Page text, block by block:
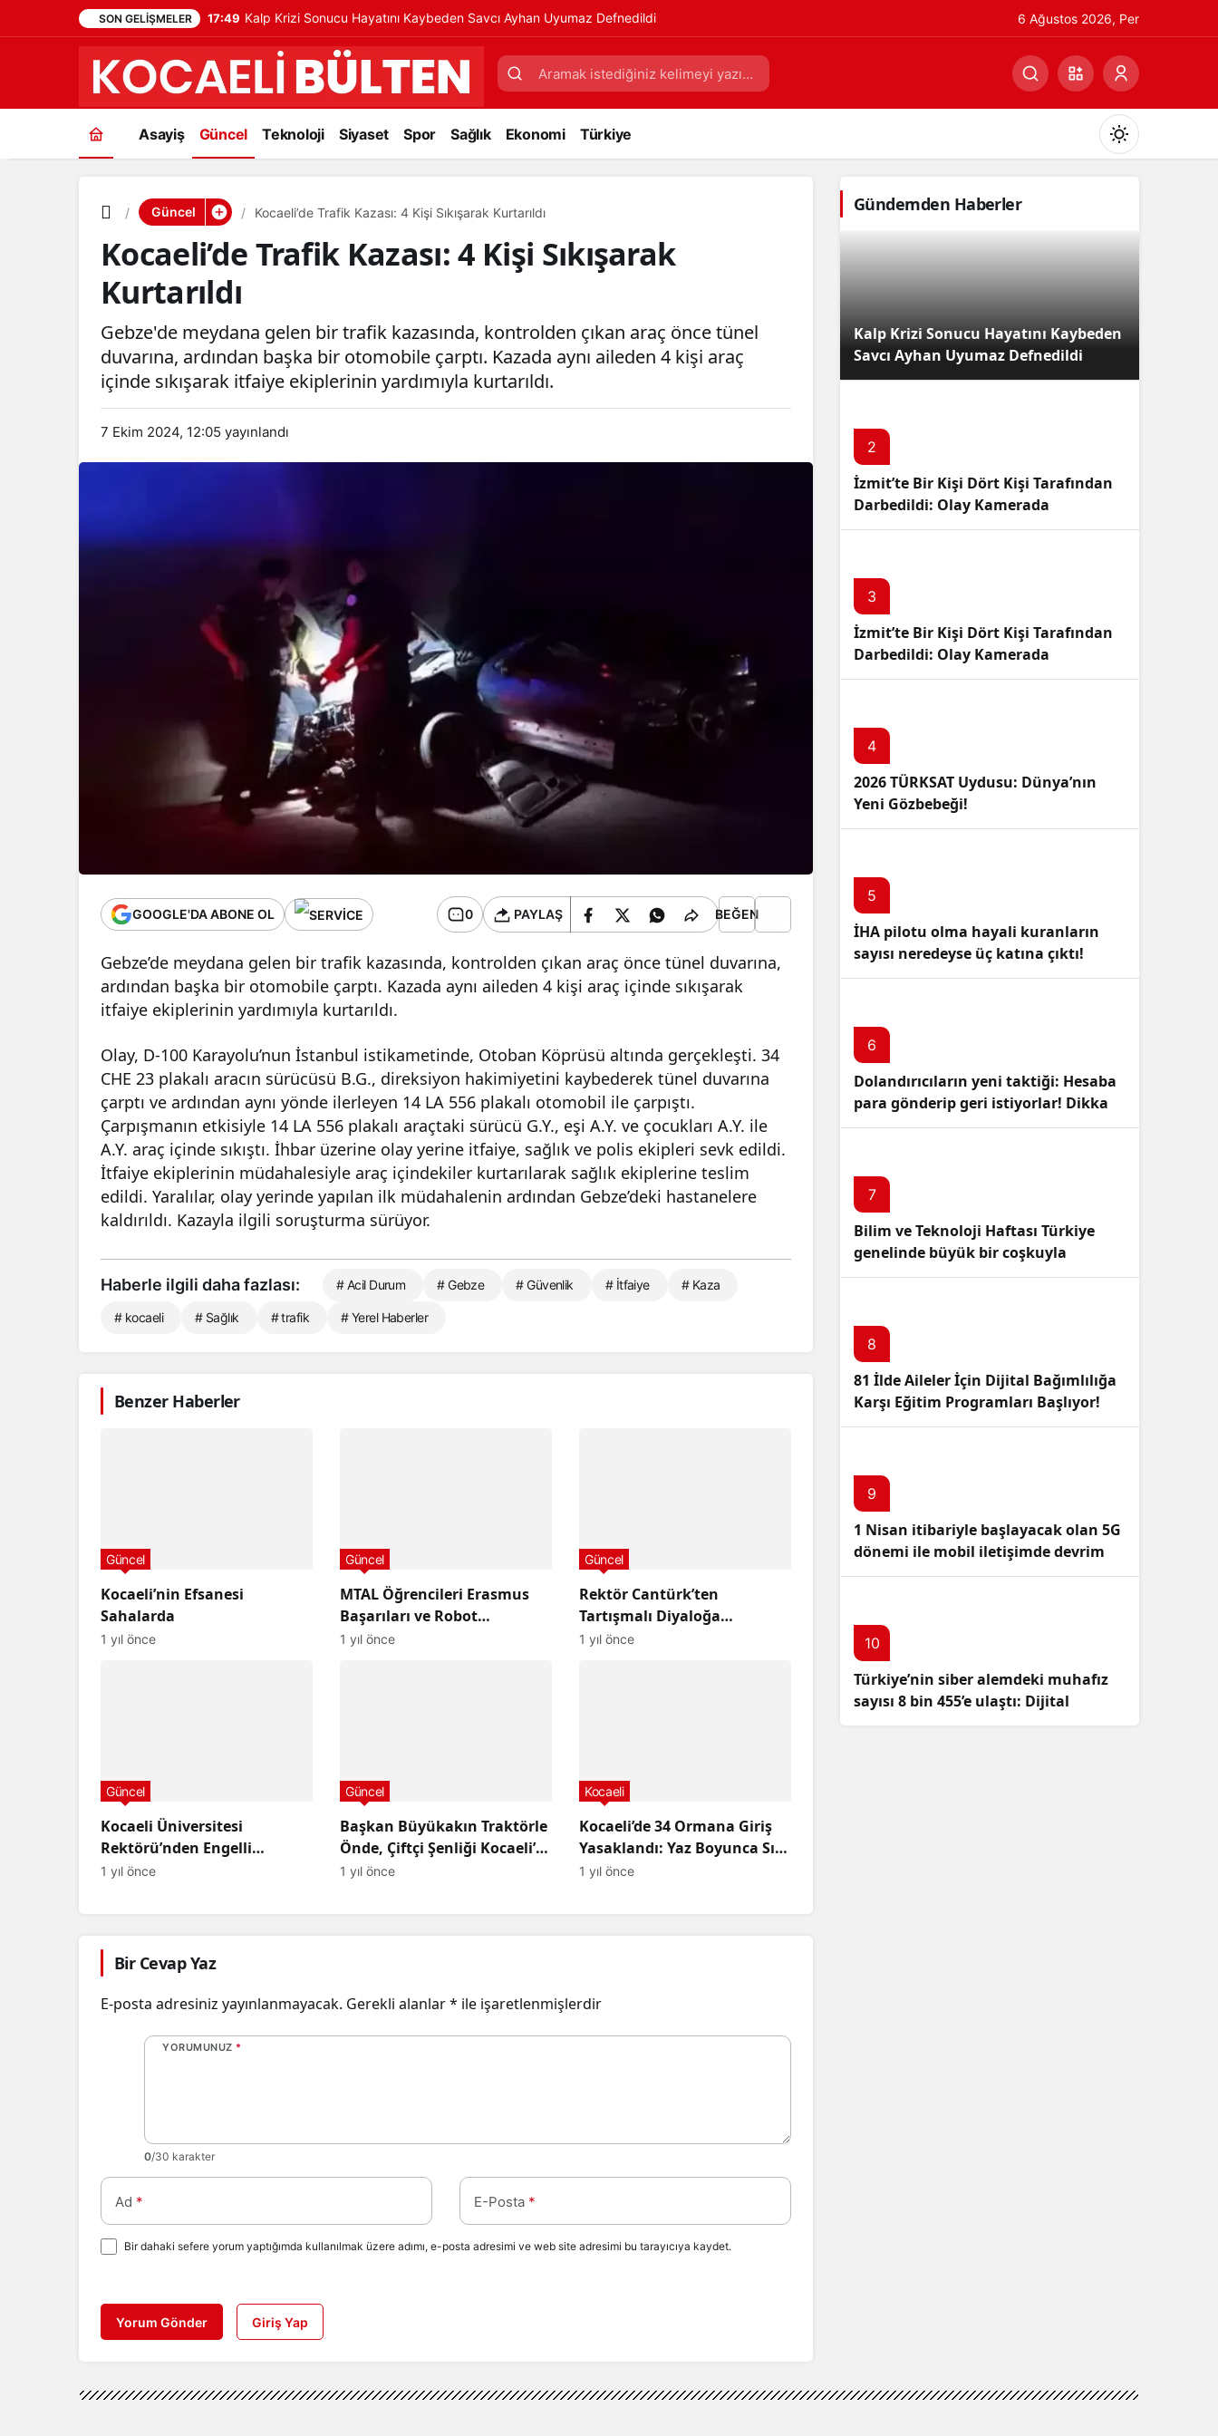
SON GELIŞMELER 17:49 Kalp Krizi Sonucu Hayatını Kaybeden Savcı Ayhan Uyumaz Defnedildi 6 Ağustos 2026, Per
Asayiş Güncel Teknoloji Siyaset Spor Sağlık Ekonomi Türkiye
Gece Modu
Gece modunu seçin.
Güncel Kocaeli’de Trafik Kazası: 4 Kişi Sıkışarak Kurtarıldı
Kocaeli’de Trafik Kazası: 4 Kişi Sıkışarak
Kurtarıldı
Gebze'de meydana gelen bir trafik kazasında, kontrolden çıkan araç önce tünel
duvarına, ardından başka bir otomobile çarptı. Kazada aynı aileden 4 kişi araç
içinde sıkışarak itfaiye ekiplerinin yardımıyla kurtarıldı.
7 Ekim 2024, 12:05 yayınlandı
GOOGLE'DA ABONE OL 0 PAYLAŞ BEĞEN
Gebze’de meydana gelen bir trafik kazasında, kontrolden çıkan araç önce tünel duvarına,
ardından başka bir otomobile çarptı. Kazada aynı aileden 4 kişi araç içinde sıkışarak
itfaiye ekiplerinin yardımıyla kurtarıldı.
Olay, D-100 Karayolu’nun İstanbul istikametinde, Otoban Köprüsü altında gerçekleşti. 34
CHE 23 plakalı aracın sürücüsü B.G., direksiyon hakimiyetini kaybederek tünel duvarına
çarptı ve ardından aynı yönde ilerleyen 14 LA 556 plakalı otomobil ile çarpıştı.
Çarpışmanın etkisiyle 14 LA 556 plakalı araçtaki sürücü G.Y., eşi A.Y. ve çocukları A.Y. ile
A.Y. araç içinde sıkıştı. İhbar üzerine olay yerine itfaiye, sağlık ve polis ekipleri sevk edildi.
İtfaiye ekiplerinin müdahalesiyle araç içindekiler kurtarılarak sağlık ekiplerine teslim
edildi. Yaralılar, olay yerinde yapılan ilk müdahalenin ardından Gebze’deki hastanelere
kaldırıldı. Kazayla ilgili soruşturma sürüyor.
Haberle ilgili daha fazlası: # Acil Durum # Gebze # Güvenlik # İtfaiye # Kaza
# kocaeli # Sağlık # trafik # Yerel Haberler
Benzer Haberler
Kocaeli’nin Efsanesi
Sahalarda
Güncel
1 yıl önce
MTAL Öğrencileri Erasmus
Başarıları ve Robot
Yarışmalarıyla Göz
Güncel
1 yıl önce
Rektör Cantürk’ten
Tartışmalı Diyaloğa
Açıklama: “Sözlerim
Güncel
1 yıl önce
Kocaeli Üniversitesi
Rektörü’nden Engelli
Öğrenciye Tartışma Yaratan
Güncel
1 yıl önce
Başkan Büyükakın Traktörle
Önde, Çiftçi Şenliği Kocaeli’de
Coşkuyla Sürüyor!
Güncel
1 yıl önce
Kocaeli’de 34 Ormana Giriş
Yasaklandı: Yaz Boyunca Sıkı
Tedbirler Alındı
Kocaeli
1 yıl önce
Bir Cevap Yaz
E-posta adresiniz yayınlanmayacak. Gerekli alanlar* ile işaretlenmişlerdir
YORUMUNUZ *
0/30 karakter
Ad * E-Posta *
Bir dahaki sefere yorum yaptığımda kullanılmak üzere adımı, e-posta adresimi ve web site adresimi bu tarayıcıya kaydet.
Yorum Gönder Giriş Yap
Gündemden Haberler
Kalp Krizi Sonucu Hayatını Kaybeden
Savcı Ayhan Uyumaz Defnedildi
2
İzmit’te Bir Kişi Dört Kişi Tarafından
Darbedildi: Olay Kamerada
3
İzmit’te Bir Kişi Dört Kişi Tarafından
Darbedildi: Olay Kamerada
4
2026 TÜRKSAT Uydusu: Dünya’nın
Yeni Gözbebeği!
5
İHA pilotu olma hayali kuranların
sayısı neredeyse üç katına çıktı!
6
Dolandırıcıların yeni taktiği: Hesaba
para gönderip geri istiyorlar! Dikkat
Edin!
7
Bilim ve Teknoloji Haftası Türkiye
genelinde büyük bir coşkuyla
kutlandı: İşte Etkinlikler ve
8
81 İlde Aileler İçin Dijital Bağımlılığa
Karşı Eğitim Programları Başlıyor!
9
1 Nisan itibariyle başlayacak olan 5G
dönemi ile mobil iletişimde devrim
başlıyor!
10
Türkiye’nin siber alemdeki muhafız
sayısı 8 bin 455’e ulaştı: Dijital